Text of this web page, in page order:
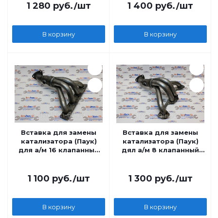
1 280 руб./шт
В корзину
1 400 руб./шт
В корзину
Вставка для замены
катализатора (Паук)
для а/м 16 клапанный
1 100 руб./шт
В корзину
Вставка для замены
катализатора (Паук)
дял а/м 8 клапанный
1 300 руб./шт
В корзину